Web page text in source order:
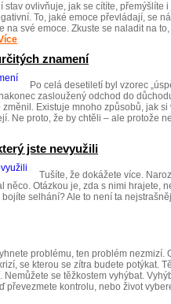
stav ovlivňuje, jak se cítíte, přemýšlíte
To, jaké emoce převládají, se
své emoce. Zkuste se naladit na
znamení
Po celá desetiletí byl vzorec
zasloužený odchod do
Existuje mnoho způsobů, jak
Ne proto, že by chtěli – ale protože
jste nevyužili
Tušíte, že dokážete více.
něco. Otázkou je, zda s nimi hrajete,
selhání? Ale to není ta
problému, ten problém nezmizí.
se kterou se zítra budete potýkat.
se těžkostem vyhýbat.
převezmete kontrolu, nebo život